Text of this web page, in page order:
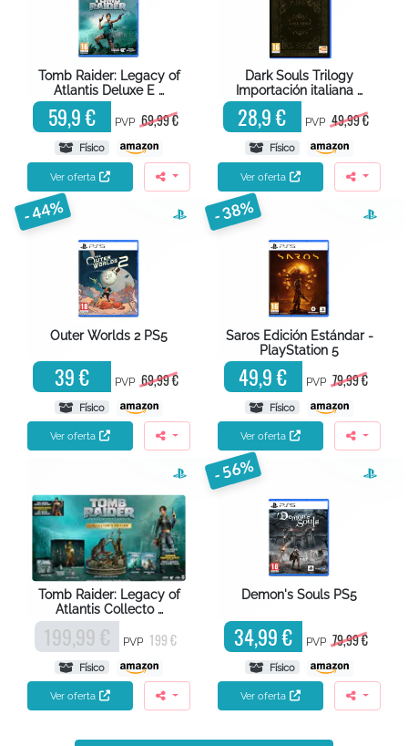
Tomb Raider: Legacy of
Atlantis Deluxe E …
59,9 € PVP 69,99 €
Físico
Ver oferta
Dark Souls Trilogy
Importación italiana …
28,9 € PVP 49,99 €
Físico
Ver oferta
- 44%
Outer Worlds 2 PS5
39 € PVP 69,99 €
Físico
Ver oferta
- 38%
Saros Edición Estándar -
PlayStation 5
49,9 € PVP 79,99 €
Físico
Ver oferta
Tomb Raider: Legacy of
Atlantis Collecto …
199,99 € PVP 199 €
Físico
Ver oferta
- 56%
Demon's Souls PS5
34,99 € PVP 79,99 €
Físico
Ver oferta